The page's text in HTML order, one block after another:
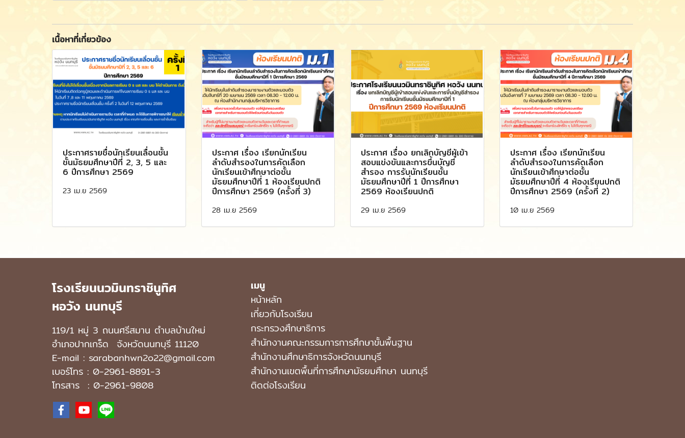
เนื้อหาที่เกี่ยวข้อง
ประกาศรายชื่อนักเรียนเลื่อนชั้น
ชั้นมัธยมศึกษาปีที่ 2, 3, 5 และ
6 ปีการศึกษา 2569
23 เม.ย 2569
ประกาศ เรื่อง เรียกนักเรียน
ลำดับสำรองในการคัดเลือก
นักเรียนเข้าศึกษาต่อชั้น
มัธยมศึกษาปีที่ 1 ห้องเรียนปกติ
ปีการศึกษา 2569 (ครั้งที่ 3)
28 เม.ย 2569
ประกาศ เรื่อง ยกเลิกบัญชีผู้เข้า
สอบแข่งขันและการขึ้นบัญชี
สำรอง การรับนักเรียนชั้น
มัธยมศึกษาปีที่ 1 ปีการศึกษา
2569 ห้องเรียนปกติ
29 เม.ย 2569
ประกาศ เรื่อง เรียกนักเรียน
ลำดับสำรองในการคัดเลือก
นักเรียนเข้าศึกษาต่อชั้น
มัธยมศึกษาปีที่ 4 ห้องเรียนปกติ
ปีการศึกษา 2569 (ครั้งที่ 2)
10 เม.ย 2569
โรงเรียนนวมินทราชินูทิศ
หอวัง นนทบุรี
119/1 หมู่ 3 ถนนศรีสมาน ตำบลบ้านใหม่
อำเภอปากเกร็ด จังหวัดนนทบุรี 11120
E-mail : sarabanhwn2o22@gmail.com
เบอร์โทร : 0-2961-8891-3
โทรสาร : 0-2961-9808
เมนู
หน้าหลัก
เกี่ยวกับโรงเรียน
กระทรวงศึกษาธิการ
สำนักงานคณะกรรมการการศึกษาขั้นพื้นฐาน
สำนักงานศึกษาธิการจังหวัดนนทบุรี
สํานักงานเขตพื้นที่การศึกษามัธยมศึกษา นนทบุรี
ติดต่อโรงเรียน